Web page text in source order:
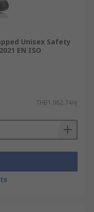
Unisex Safety
EN ISO
THB1,982.74/คู่